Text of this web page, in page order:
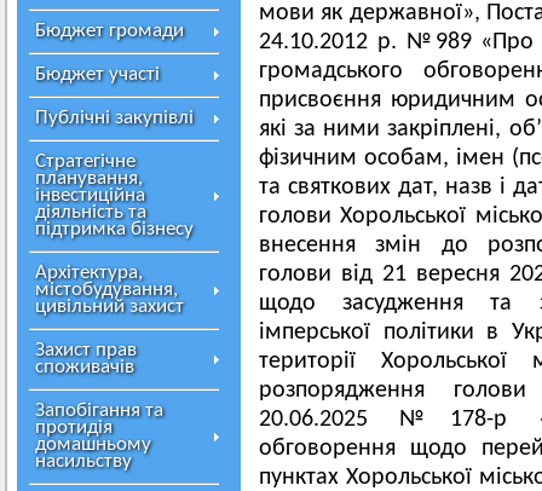
Бюджет громади
Бюджет участі
Публічні закупівлі
Стратегічне
планування,
інвестиційна
діяльність та
підтримка бізнесу
Архітектура,
містобудування,
цивільний захист
Захист прав
споживачів
Запобігання та
протидія
домашньому
насильству
мови як державної»,
24.10.2012 р. №989 «Про
громадського
присвоєння юридичним
які за ними закріплені,
фізичним особам, імен
та святкових дат, назв і
голови Хорольської
внесення змін до
голови від 21 вересня
щодо засудження та
імперської політики в
території Хорольської
розпорядження
20.06.2025 №178-р
обговорення щодо
пунктах Хорольської